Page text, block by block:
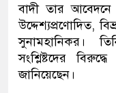
বাদী তার
উদ্দেশ্যপ্রণোদিত,
সুনামহানিকর।
সংশ্লিষ্টদের
জানিয়েছেন।